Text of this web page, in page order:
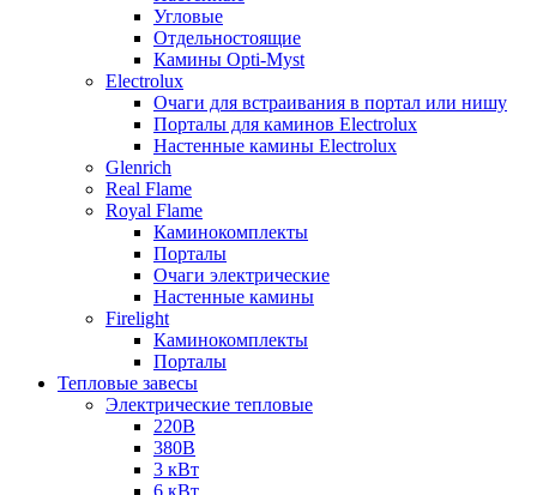
Угловые
Отдельностоящие
Камины Opti-Myst
Electrolux
Очаги для встраивания в портал или нишу
Порталы для каминов Electrolux
Настенные камины Electrolux
Glenrich
Rеal Flame
Royal Flame
Каминокомплекты
Порталы
Очаги электрические
Настенные камины
Firelight
Каминокомплекты
Порталы
Тепловые завесы
Электрические тепловые
220В
380В
3 кВт
6 кВт